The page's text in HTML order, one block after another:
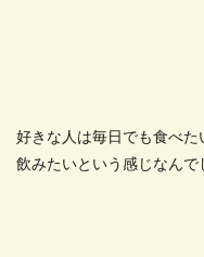
好きな人は毎日でも食べた
飲みたいという感じなんで